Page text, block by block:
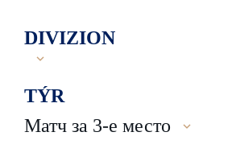
DIVIZION
TÝR
Матч за 3-е место